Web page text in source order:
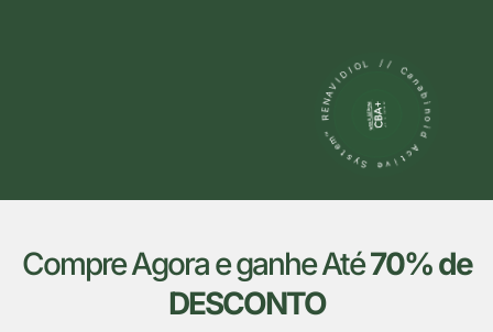
Compre Agora e ganhe Até70% de
DESCONTO